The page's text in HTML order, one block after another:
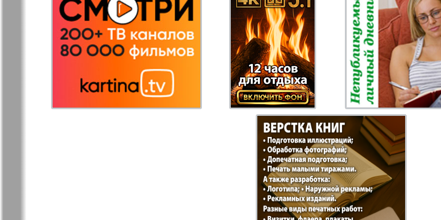
Redakzija
Germanija
Rheinskaja Gazeta Recepty zdorovja
Russkaja Gazeta Russkaja Mysl
Russkiy Baden-
Württemberg
Angeln
Germanii
Unser Haus Semejnaja gazeta Wort
Handels Zentrum Punkt DE
Bei uns in
Hamburg